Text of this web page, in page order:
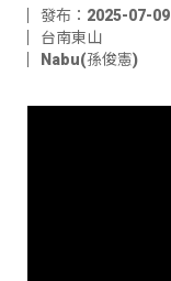
發布：2025-07-
台南東山
Nabu(孫俊憲)